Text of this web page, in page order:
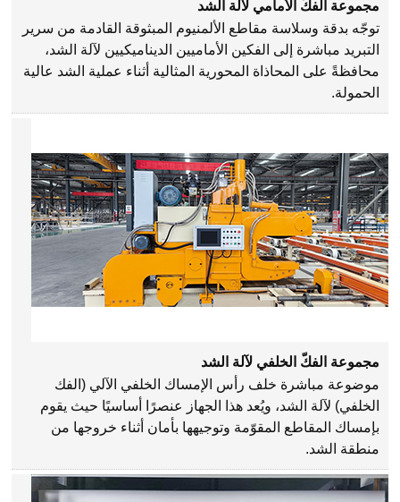
مجموعة الفكّ الأمامي لآلة الشد
توجّه بدقة وسلاسة مقاطع الألمنيوم المبثوقة القادمة من سرير
التبريد مباشرة إلى الفكين الأماميين الديناميكيين لآلة الشد،
محافظةً على المحاذاة المحورية المثالية أثناء عملية الشد عالية
الحمولة.
مجموعة الفكّ الخلفي لآلة الشد
موضوعة مباشرة خلف رأس الإمساك الخلفي الآلي (الفك
الخلفي) لآلة الشد، ويُعد هذا الجهاز عنصرًا أساسيًا حيث يقوم
بإمساك المقاطع المقوّمة وتوجيهها بأمان أثناء خروجها من
منطقة الشد.